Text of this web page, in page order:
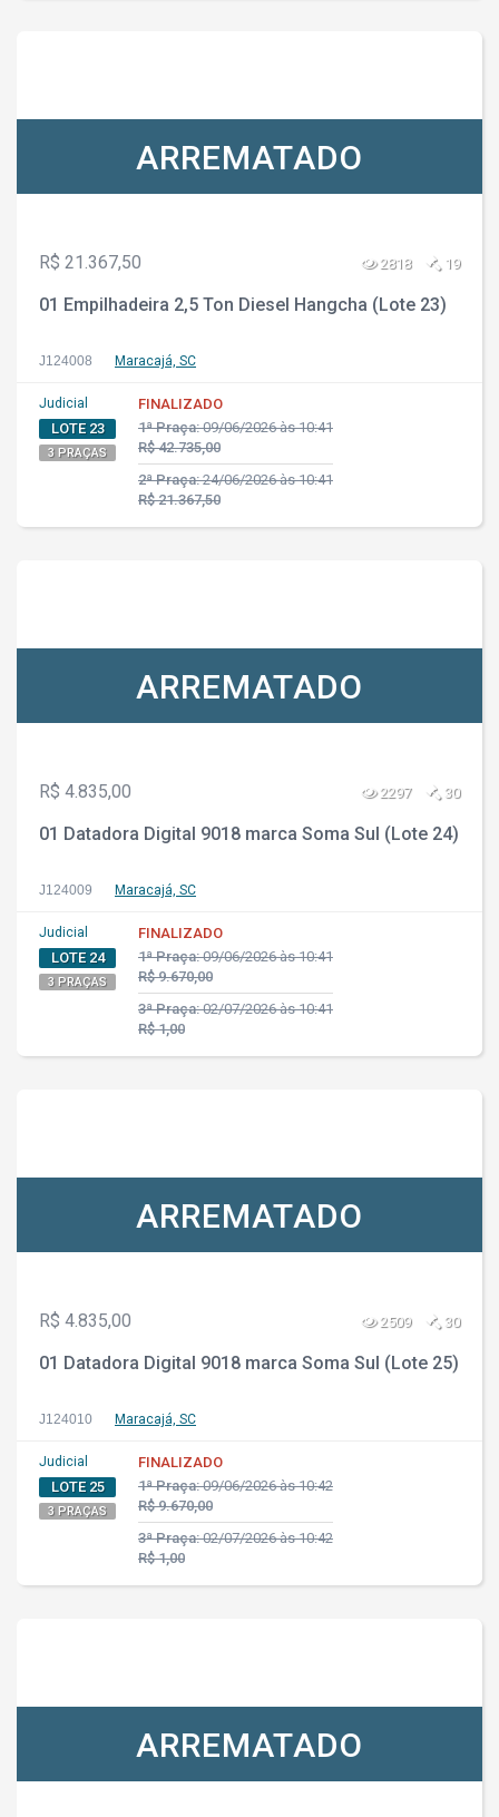
ARREMATADO
R$ 21.367,50 2818 19
01 Empilhadeira 2,5 Ton Diesel Hangcha (Lote 23)
J124008 Maracajá, SC
Judicial
LOTE 23
3 PRAÇAS
FINALIZADO
1ª Praça:09/06/2026 às 10:41
R$ 42.735,00
2ª Praça:24/06/2026 às 10:41
R$ 21.367,50
ARREMATADO
R$ 4.835,00 2297 30
01 Datadora Digital 9018 marca Soma Sul (Lote 24)
J124009 Maracajá, SC
Judicial
LOTE 24
3 PRAÇAS
FINALIZADO
1ª Praça:09/06/2026 às 10:41
R$ 9.670,00
3ª Praça:02/07/2026 às 10:41
R$ 1,00
ARREMATADO
R$ 4.835,00 2509 30
01 Datadora Digital 9018 marca Soma Sul (Lote 25)
J124010 Maracajá, SC
Judicial
LOTE 25
3 PRAÇAS
FINALIZADO
1ª Praça:09/06/2026 às 10:42
R$ 9.670,00
3ª Praça:02/07/2026 às 10:42
R$ 1,00
ARREMATADO